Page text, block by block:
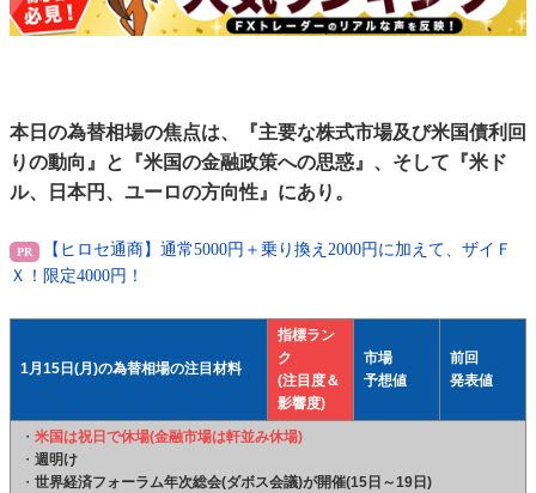
本日の為替相場の焦点は、『主要な株式市場及び米国債利回
りの動向』と『米国の金融政策への思惑』、そして『米ド
ル、日本円、ユーロの方向性』にあり。
【ヒロセ通商】通常5000円＋乗り換え2000円に加えて、ザイＦ
Ｘ！限定4000円！
1月15日(月)の為替相場の注目材料
指標ラン
ク
(注目度＆
影響度)
市場
予想値
前回
発表値
・ 米国は祝日で休場(金融市場は軒並み休場)
・ 週明け
・ 世界経済フォーラム年次総会(ダボス会議)が開催(15日～19日)